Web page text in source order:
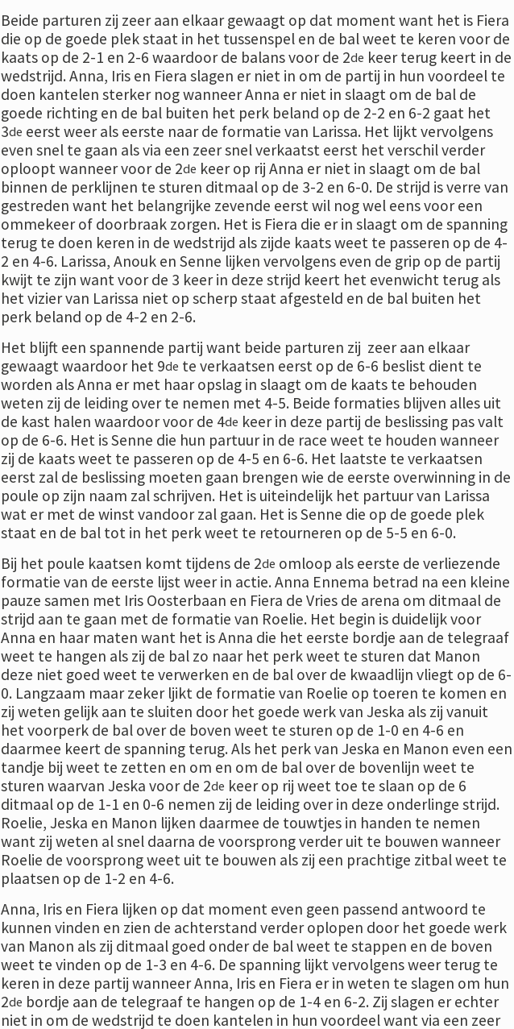
Beide parturen zij zeer aan elkaar gewaagt op dat moment want het is Fiera
die op de goede plek staat in het tussenspel en de bal weet te keren voor de
kaats op de 2-1 en 2-6 waardoor de balans voor de 2de keer terug keert in de
wedstrijd. Anna, Iris en Fiera slagen er niet in om de partij in hun voordeel te
doen kantelen sterker nog wanneer Anna er niet in slaagt om de bal de
goede richting en de bal buiten het perk beland op de 2-2 en 6-2 gaat het
3de eerst weer als eerste naar de formatie van Larissa. Het lijkt vervolgens
even snel te gaan als via een zeer snel verkaatst eerst het verschil verder
oploopt wanneer voor de 2de keer op rij Anna er niet in slaagt om de bal
binnen de perklijnen te sturen ditmaal op de 3-2 en 6-0. De strijd is verre van
gestreden want het belangrijke zevende eerst wil nog wel eens voor een
ommekeer of doorbraak zorgen. Het is Fiera die er in slaagt om de spanning
terug te doen keren in de wedstrijd als zijde kaats weet te passeren op de 4-
2 en 4-6. Larissa, Anouk en Senne lijken vervolgens even de grip op de partij
kwijt te zijn want voor de 3 keer in deze strijd keert het evenwicht terug als
het vizier van Larissa niet op scherp staat afgesteld en de bal buiten het
perk beland op de 4-2 en 2-6.
Het blijft een spannende partij want beide parturen zij zeer aan elkaar
gewaagt waardoor het 9de te verkaatsen eerst op de 6-6 beslist dient te
worden als Anna er met haar opslag in slaagt om de kaats te behouden
weten zij de leiding over te nemen met 4-5. Beide formaties blijven alles uit
de kast halen waardoor voor de 4de keer in deze partij de beslissing pas valt
op de 6-6. Het is Senne die hun partuur in de race weet te houden wanneer
zij de kaats weet te passeren op de 4-5 en 6-6. Het laatste te verkaatsen
eerst zal de beslissing moeten gaan brengen wie de eerste overwinning in de
poule op zijn naam zal schrijven. Het is uiteindelijk het partuur van Larissa
wat er met de winst vandoor zal gaan. Het is Senne die op de goede plek
staat en de bal tot in het perk weet te retourneren op de 5-5 en 6-0.
Bij het poule kaatsen komt tijdens de 2de omloop als eerste de verliezende
formatie van de eerste lijst weer in actie. Anna Ennema betrad na een kleine
pauze samen met Iris Oosterbaan en Fiera de Vries de arena om ditmaal de
strijd aan te gaan met de formatie van Roelie. Het begin is duidelijk voor
Anna en haar maten want het is Anna die het eerste bordje aan de telegraaf
weet te hangen als zij de bal zo naar het perk weet te sturen dat Manon
deze niet goed weet te verwerken en de bal over de kwaadlijn vliegt op de 6-
0. Langzaam maar zeker ljikt de formatie van Roelie op toeren te komen en
zij weten gelijk aan te sluiten door het goede werk van Jeska als zij vanuit
het voorperk de bal over de boven weet te sturen op de 1-0 en 4-6 en
daarmee keert de spanning terug. Als het perk van Jeska en Manon even een
tandje bij weet te zetten en om en om de bal over de bovenlijn weet te
sturen waarvan Jeska voor de 2de keer op rij weet toe te slaan op de 6
ditmaal op de 1-1 en 0-6 nemen zij de leiding over in deze onderlinge strijd.
Roelie, Jeska en Manon lijken daarmee de touwtjes in handen te nemen
want zij weten al snel daarna de voorsprong verder uit te bouwen wanneer
Roelie de voorsprong weet uit te bouwen als zij een prachtige zitbal weet te
plaatsen op de 1-2 en 4-6.
Anna, Iris en Fiera lijken op dat moment even geen passend antwoord te
kunnen vinden en zien de achterstand verder oplopen door het goede werk
van Manon als zij ditmaal goed onder de bal weet te stappen en de boven
weet te vinden op de 1-3 en 4-6. De spanning lijkt vervolgens weer terug te
keren in deze partij wanneer Anna, Iris en Fiera er in weten te slagen om hun
2de bordje aan de telegraaf te hangen op de 1-4 en 6-2. Zij slagen er echter
niet in om de wedstrijd te doen kantelen in hun voordeel want via een zeer